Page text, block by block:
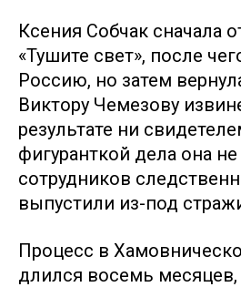
Ксения Собчак сначала
«Тушите свет», после
Россию, но затем
Виктору Чемезову
результате ни
фигуранткой дела она не
сотрудников
выпустили из-под
Процесс в
длился восемь